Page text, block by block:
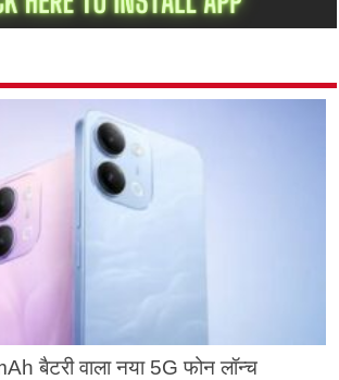
बैटरी वाला नया 5G फोन लॉन्च